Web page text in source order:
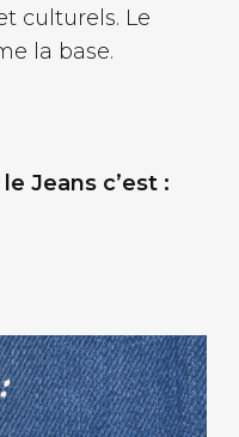
culturels. Le
la base.
Jeans c’est :